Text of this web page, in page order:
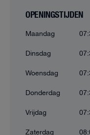
OPENINGSTIJDEN
Maandag
Dinsdag
Woensdag
Donderdag
Vrijdag
Zaterdag